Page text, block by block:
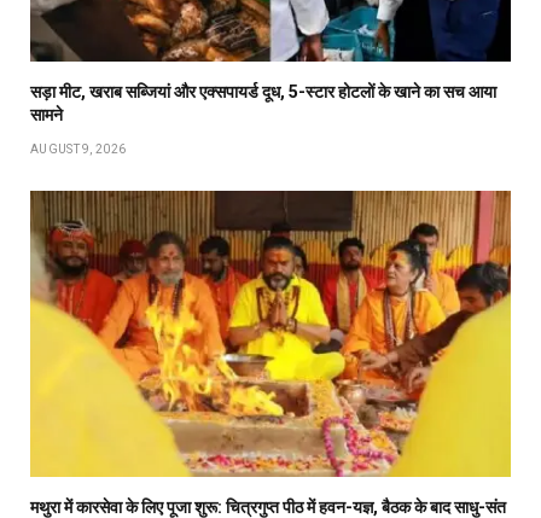
सड़ा मीट, खराब सब्जियां और एक्सपायर्ड दूध, 5-स्टार होटलों के खाने का सच आया
सामने
AUGUST 9, 2026
मथुरा में कारसेवा के लिए पूजा शुरू: चित्रगुप्त पीठ में हवन-यज्ञ, बैठक के बाद साधु-संत